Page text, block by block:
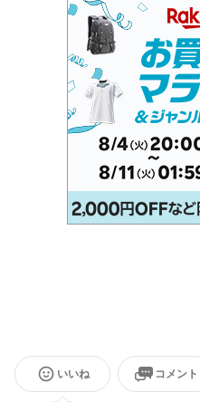
いいね コメント